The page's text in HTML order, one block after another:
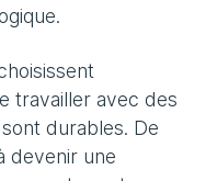
travailler avec des
durables. De
devenir une